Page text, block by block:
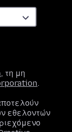
, τη μη
.
εθελοντών